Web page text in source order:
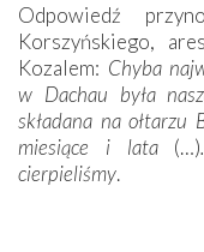
Odpowiedź
Korszyńskiego,
Kozalem: Chyba
w Dachau była
składana na ołtarzu
miesiące i lata (…)
cierpieliśmy.